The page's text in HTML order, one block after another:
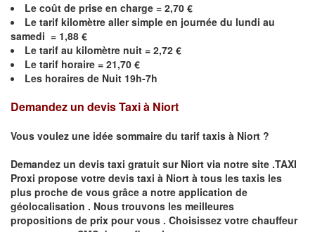
Le coût de prise en charge = 2,70 €
Le tarif kilomètre aller simple en journée du lundi au
samedi = 1,88 €
Le tarif au kilomètre nuit = 2,72 €
Le tarif horaire = 21,70 €
Les horaires de Nuit 19h-7h
Demandez un devis Taxi à Niort
Vous voulez une idée sommaire du tarif taxis à Niort ?
Demandez un devis taxi gratuit sur Niort via notre site .TAXI
Proxi propose votre devis taxi à Niort à tous les taxis les
plus proche de vous grâce a notre application de
géolocalisation . Nous trouvons les meilleures
propositions de prix pour vous . Choisissez votre chauffeur